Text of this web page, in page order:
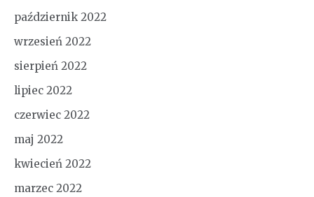
październik 2022
wrzesień 2022
sierpień 2022
lipiec 2022
czerwiec 2022
maj 2022
kwiecień 2022
marzec 2022